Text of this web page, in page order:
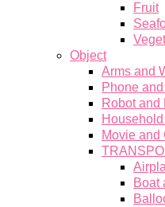
Fruit
Object
Arms and
Phone
Robot and
Movie and
Boat